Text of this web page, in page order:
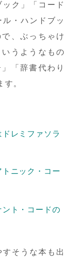
ク」「コード
・ハンドブッ
、ぶっちゃけ
うようなもの
「辞書代わり
。
レミファソラ
ニック・コー
ト・コードの
そうな本も出